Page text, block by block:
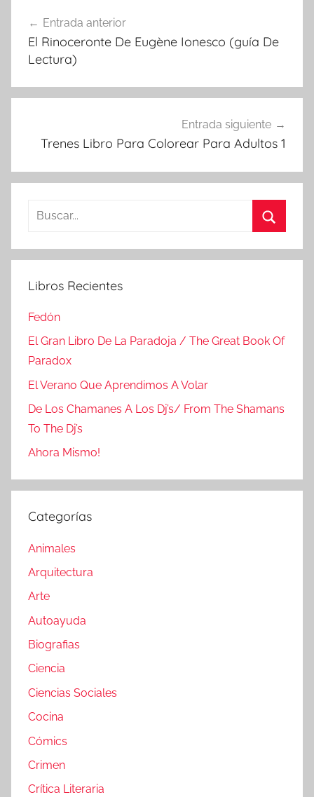
de
entradas
Entrada anterior
El Rinoceronte De Eugène Ionesco (guía De
Lectura)
Entrada siguiente
Trenes Libro Para Colorear Para Adultos 1
Buscar:
Libros Recientes
Fedón
El Gran Libro De La Paradoja / The Great Book Of
Paradox
El Verano Que Aprendimos A Volar
De Los Chamanes A Los Dj’s/ From The Shamans
To The Dj’s
Ahora Mismo!
Categorías
Animales
Arquitectura
Arte
Autoayuda
Biografias
Ciencia
Ciencias Sociales
Cocina
Cómics
Crimen
Crítica Literaria